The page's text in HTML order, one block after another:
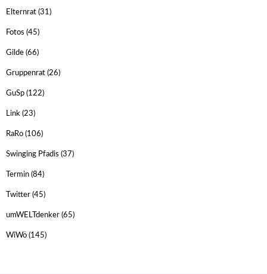
Elternrat (31)
Fotos (45)
Gilde (66)
Gruppenrat (26)
GuSp (122)
Link (23)
RaRo (106)
Swinging Pfadis (37)
Termin (84)
Twitter (45)
umWELTdenker (65)
WiWö (145)